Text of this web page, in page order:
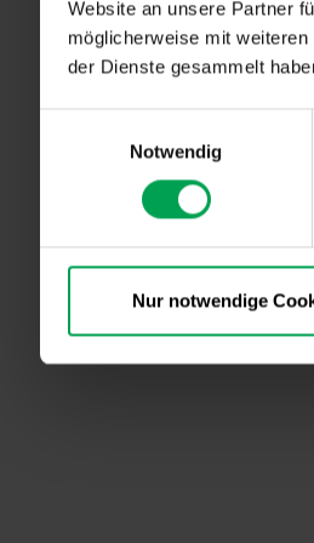
Website an unsere Partner
möglicherweise mit
der Dienste gesammelt
g
Notwendig
Nur notwendige